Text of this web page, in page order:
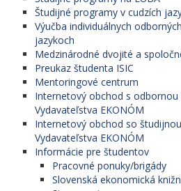
Študijné programy v cudzích
Výučba individuálnych
jazykoch
Medzinárodné dvojité a
Preukaz študenta ISIC
Mentoringové centrum
Internetový obchod s
Vydavateľstva EKONÓM
Internetový obchod so
Vydavateľstva EKONÓM
Informácie pre študentov
Pracovné ponuky/brigády
Slovenská ekonomická